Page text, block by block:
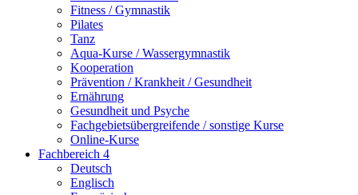
Fitness / Gymnastik
Pilates
Tanz
Aqua-Kurse / Wassergymnastik
Kooperation
Prävention / Krankheit / Gesundheit
Ernährung
Gesundheit und Psyche
Fachgebietsübergreifende / sonstige Kurse
Online-Kurse
Fachbereich 4
Deutsch
Englisch